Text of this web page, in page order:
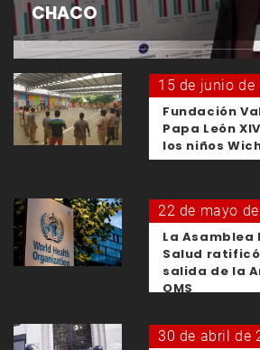
CHACO
15 de junio de
Fundación
Papa León
los niños
22 de mayo
La Asamblea
Salud
salida de la
OMS
30 de abril de